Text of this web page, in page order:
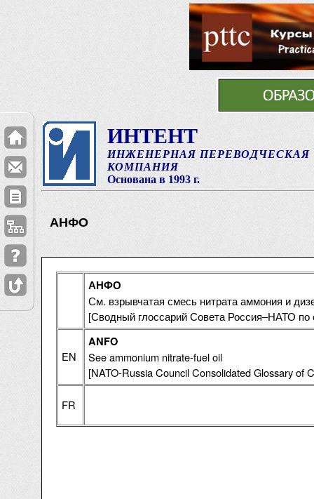
ИНТЕНТ
ИНЖЕНЕРНАЯ ПЕРЕВОДЧЕСКАЯ
КОМПАНИЯ
Основана в 1993 г.
АНФО
АНФО
См. взрывчатая смесь нитрата аммония и
[Сводный глоссарий Совета Россия–НАТО по
EN
ANFO
See ammonium nitrate-fuel oil
[NATO-Russia Council Consolidated Glossary of
FR